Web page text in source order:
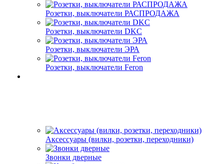
Розетки, выключатели РАСПРОДАЖА
Розетки, выключатели DKC
Розетки, выключатели ЭРА
Розетки, выключатели Feron
Аксессуары (вилки, розетки, переходники)
Звонки дверные